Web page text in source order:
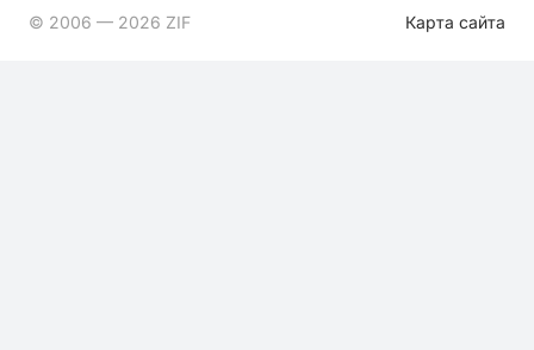
© 2006 — 2026 ZIF Карта сайта